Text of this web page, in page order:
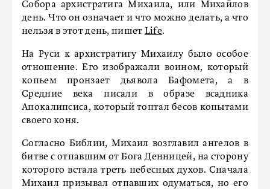
Собора архистратига Михаила, или Михайлов
день. Что он означает и что можно делать, а что
нельзя в этот день, пишет Life.
На Руси к архистратигу Михаилу было особое
отношение. Его изображали воином, который
копьем пронзает дьявола Бафомета, а в
Средние века писали в образе всадника
Апокалипсиса, который топтал бесов копытами
своего коня.
Согласно Библии, Михаил возглавил ангелов в
битве с отпавшим от Бога Денницей, на сторону
которого встала треть небесных духов. Сначала
Михаил призывал отпавших одуматься, но его